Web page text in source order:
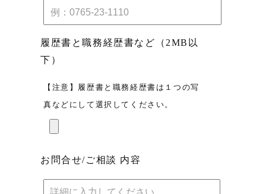
履歴書と職務経歴書など（2MB以
下）
【注意】履歴書と職務経歴書は１つの写
真などにして選択してください。
お問合せ/ご相談 内容